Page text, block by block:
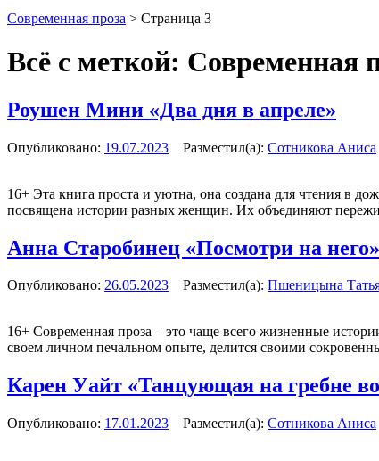
Современная проза > Страница 3
Всё с меткой: Современная
Роушен Мини «Два дня в апреле»
Опубликовано: 19.07.2023 Разместил(а): Сотникова Аниса
16+ Эта книга проста и уютна, она создана для чтения в
посвящена истории разных женщин. Их объединяют
Анна Старобинец «Посмотри на него»
Опубликовано: 26.05.2023 Разместил(а): Пшеницына
16+ Современная проза – это чаще всего жизненные
своем личном печальном опыте, делится своими
Карен Уайт «Танцующая на гребне
Опубликовано: 17.01.2023 Разместил(а): Сотникова Аниса